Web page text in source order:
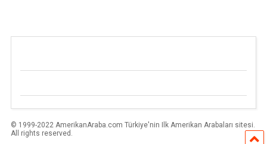
© 1999-2022 AmerikanAraba.com Türkiye'nin Ilk Amerikan Arabaları sitesi.
All rights reserved.